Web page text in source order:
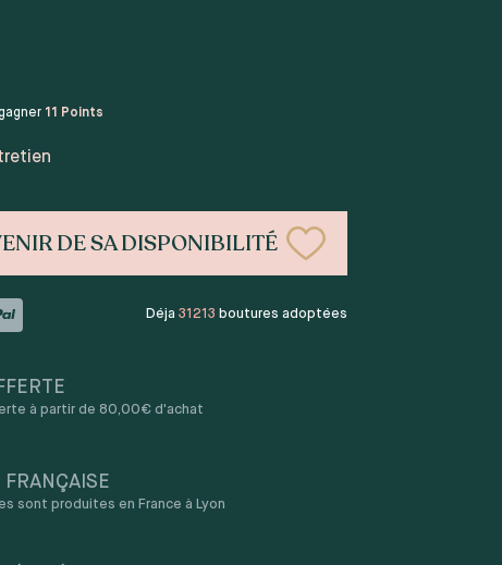
11 Points
DE SA DISPONIBILITÉ
Déja 31213 boutures adoptées
à partir de 80,00€ d'achat
FRANÇAISE
sont produites en France à Lyon